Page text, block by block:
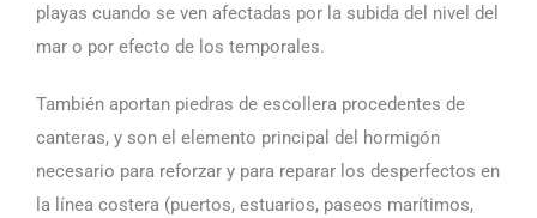
playas cuando se ven afectadas por la subida del nivel del
mar o por efecto de los temporales.
También aportan piedras de escollera procedentes de
canteras, y son el elemento principal del hormigón
necesario para reforzar y para reparar los desperfectos en
la línea costera (puertos, estuarios, paseos marítimos,